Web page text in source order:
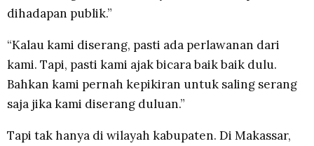
dihadapan publik.”
“Kalau kami diserang, pasti ada perlawanan dari
kami. Tapi, pasti kami ajak bicara baik baik dulu.
Bahkan kami pernah kepikiran untuk saling serang
saja jika kami diserang duluan.”
Tapi tak hanya di wilayah kabupaten. Di Makassar,